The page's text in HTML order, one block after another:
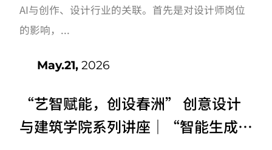
AI与创作、设计行业的关联。首先是对设计师岗位
的影响，...
May.21,2026
“艺智赋能，创设春洲” 创意设计
与建筑学院系列讲座｜“智能生成·